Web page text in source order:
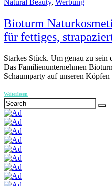
Natural Beauty, Werbung
Bioturm
für fettiges,
Starkes Stück. Um genau zu sein
Das Familienunternehmen
Schaumparty auf unseren
Weiterlesen